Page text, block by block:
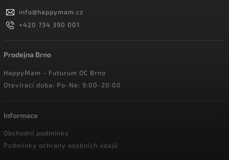
info@happymam.cz
+420 734 390 001
Prodejna Brno
HappyMam - Futurum OC Brno
Otevírací doba: Po-Ne: 9:00-20:00
Informace
Obchodní podmínky
Podmínky ochrany osobních údajů